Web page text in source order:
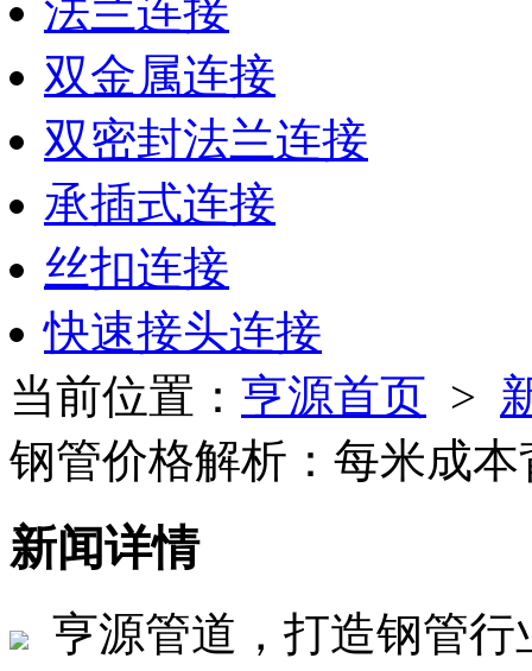
法兰连接
双金属连接
双密封法兰连接
承插式连接
丝扣连接
快速接头连接
当前位置： 亨源首页 >
钢管价格解析：每米成
新闻详情
亨源管道，打造钢管